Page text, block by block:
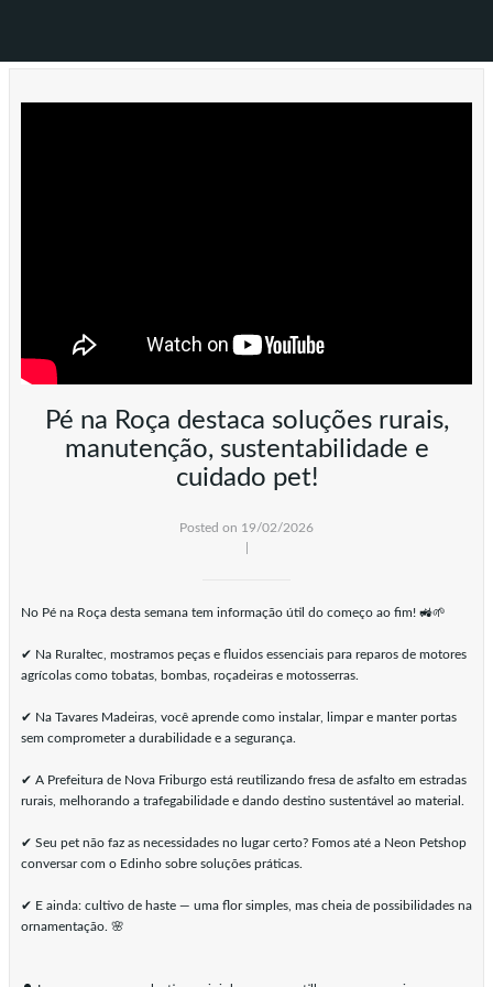
Pé na Roça destaca soluções rurais,
manutenção, sustentabilidade e
cuidado pet!
Posted on 19/02/2026
No Pé na Roça desta semana tem informação útil do começo ao fim! 🚜🌱
✔ Na Ruraltec, mostramos peças e fluidos essenciais para reparos de motores
agrícolas como tobatas, bombas, roçadeiras e motosserras.
✔ Na Tavares Madeiras, você aprende como instalar, limpar e manter portas
sem comprometer a durabilidade e a segurança.
✔ A Prefeitura de Nova Friburgo está reutilizando fresa de asfalto em estradas
rurais, melhorando a trafegabilidade e dando destino sustentável ao material.
✔ Seu pet não faz as necessidades no lugar certo? Fomos até a Neon Petshop
conversar com o Edinho sobre soluções práticas.
✔ E ainda: cultivo de haste — uma flor simples, mas cheia de possibilidades na
ornamentação. 🌸